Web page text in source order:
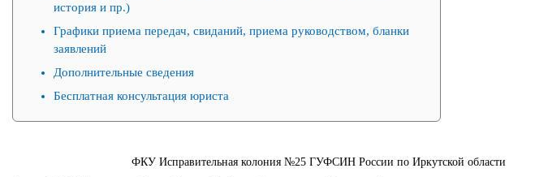
история и пр.)
Графики приема передач, свиданий, приема руководством, бланки
заявлений
Дополнительные сведения
Бесплатная консультация юриста
ФКУ Исправительная колония №25 ГУФСИН России по Иркутской области